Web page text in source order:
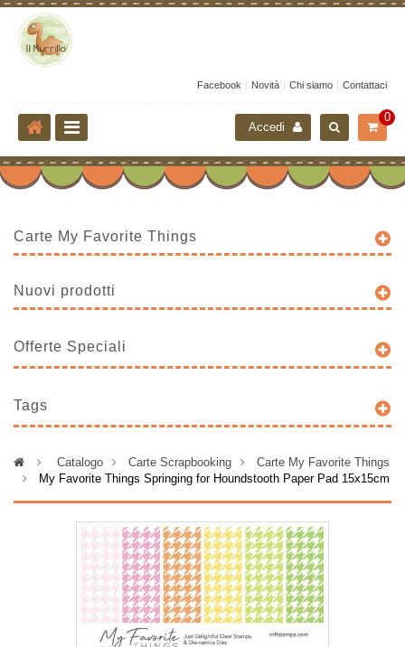
Facebook Novità Chi siamo Contattaci
0
Accedi
Carte My Favorite Things
Nuovi prodotti
Offerte Speciali
Tags
> Catalogo > Carte Scrapbooking >
Carte My Favorite Things
>
My Favorite Things Springing for Houndstooth Paper Pad 15x15cm